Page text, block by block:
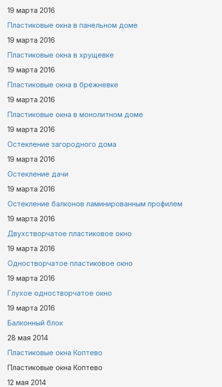
19 марта 2016
Пластиковые окна в панельном доме
19 марта 2016
Пластиковые окна в хрущевке
19 марта 2016
Пластиковые окна в брежневке
19 марта 2016
Пластиковые окна в монолитном доме
19 марта 2016
Остекление загородного дома
19 марта 2016
Остекление дачи
19 марта 2016
Остекление балконов ламинированным профилем
19 марта 2016
Двухстворчатое пластиковое окно
19 марта 2016
Одностворчатое пластиковое окно
19 марта 2016
Глухое одностворчатое окно
19 марта 2016
Балконный блок
28 мая 2014
Пластиковые окна Коптево
Пластиковые окна Коптево
12 мая 2014